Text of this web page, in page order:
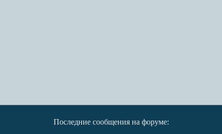
Последние сообщения на форуме: